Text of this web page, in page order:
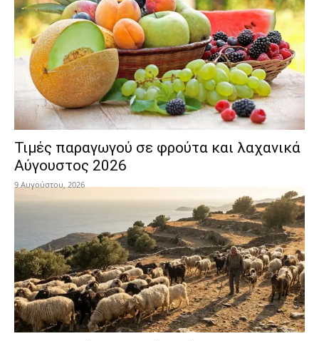
Τιμές παραγωγού σε φρούτα και λαχανικά
Αύγουστος 2026
9 Αυγούστου, 2026